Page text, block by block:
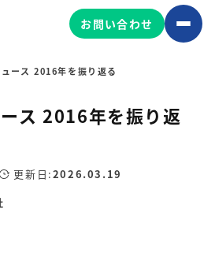
ィング
お問い合わせ
ース 2016年を振り返る
ス 2016年を振り返
更新日:2026.03.19